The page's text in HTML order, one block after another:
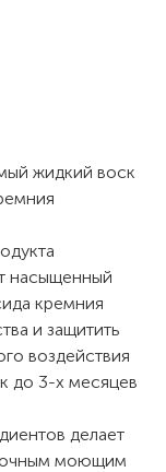
жидкий воск
насыщенный
кремния
и защитить
воздействия
до 3-х месяцев
делает
моющим